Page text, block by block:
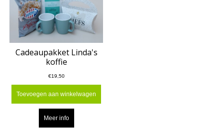
Cadeaupakket Linda's
koffie
€19,50
Toevoegen aan winkelwagen
Meer info